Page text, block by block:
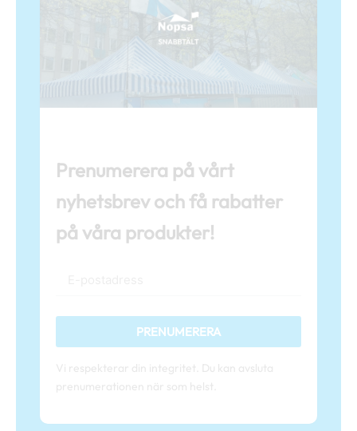
Prenumerera på vårt
nyhetsbrev och få rabatter
på våra produkter!
PRENUMERERA